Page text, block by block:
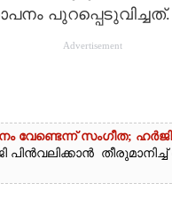
പുറപ്പെടുവിച്ചത്.
Advertisement
വേണ്ടെന്ന് സംഗീത; ഹർജി